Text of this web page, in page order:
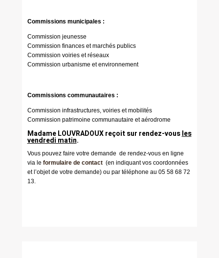
Commissions municipales :
Commission jeunesse
Commission finances et marchés publics
Commission voiries et réseaux
Commission urbanisme et environnement
Commissions communautaires :
Commission infrastructures, voiries et mobilités
Commission patrimoine communautaire et aérodrome
Madame LOUVRADOUX reçoit sur rendez-vousles
vendredi matin.
Vous pouvez faire votre demande de rendez-vous en ligne
via le formulaire de contact (en indiquant vos coordonnées
et l’objet de votre demande) ou par téléphone au 05 58 68 72
13.